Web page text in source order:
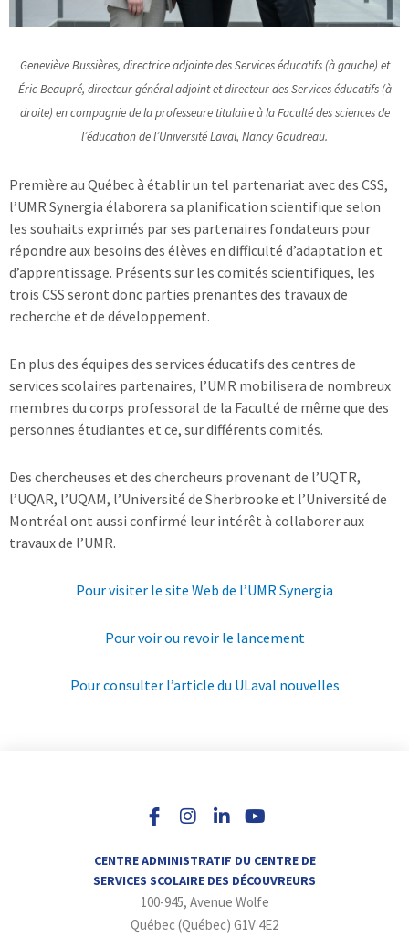
Geneviève Bussières, directrice adjointe des Services éducatifs (à gauche) et
Éric Beaupré, directeur général adjoint et directeur des Services éducatifs (à
droite) en compagnie de la professeure titulaire à la Faculté des sciences de
l’éducation de l’Université Laval, Nancy Gaudreau.
Première au Québec à établir un tel partenariat avec des CSS,
l’UMR Synergia élaborera sa planification scientifique selon
les souhaits exprimés par ses partenaires fondateurs pour
répondre aux besoins des élèves en difficulté d’adaptation et
d’apprentissage. Présents sur les comités scientifiques, les
trois CSS seront donc parties prenantes des travaux de
recherche et de développement.
En plus des équipes des services éducatifs des centres de
services scolaires partenaires, l’UMR mobilisera de nombreux
membres du corps professoral de la Faculté de même que des
personnes étudiantes et ce, sur différents comités.
Des chercheuses et des chercheurs provenant de l’UQTR,
l’UQAR, l’UQAM, l’Université de Sherbrooke et l’Université de
Montréal ont aussi confirmé leur intérêt à collaborer aux
travaux de l’UMR.
Pour visiter le site Web de l’UMR Synergia
Pour voir ou revoir le lancement
Pour consulter l’article du ULaval nouvelles
s
g
r
a
m
n
d
i
n
-
u
b
e
CENTRE ADMINISTRATIF DU CENTRE DE
SERVICES SCOLAIRE DES DÉCOUVREURS
100-945, Avenue Wolfe
Québec (Québec) G1V 4E2